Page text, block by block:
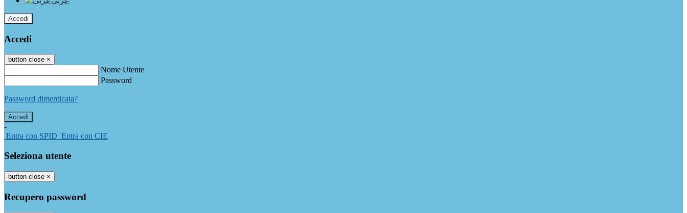
Accedi
Accedi
button close ×
Nome Utente
Password
Password dimenticata?
-
Entra con SPID Entra con CIE
Seleziona utente
button close ×
Recupero password